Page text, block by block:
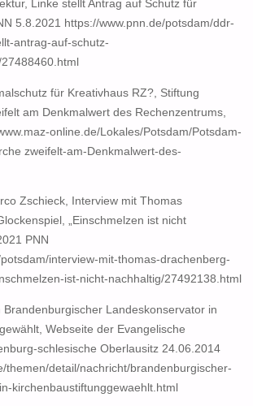
Linke stellt Antrag auf Schutz für
5.8.2021 https://www.pnn.de/potsdam/ddr-
antrag-auf-schutz-
für Kreativhaus RZ?, Stiftung
am Denkmalwert des Rechenzentrums,
online.de/Lokales/Potsdam/Potsdam-
zweifelt-am-Denkmalwert-des-
Zschieck, Interview mit Thomas
„Einschmelzen ist nicht
PNN
interview-mit-thomas-drachenberg-
ist-nicht-nachhaltig/27492138.html
Landeskonservator in
Webseite der Evangelische
schlesische Oberlausitz 24.06.2014
themen/detail/nachricht/brandenburgischer-
kirchenbaustiftunggewaehlt.html